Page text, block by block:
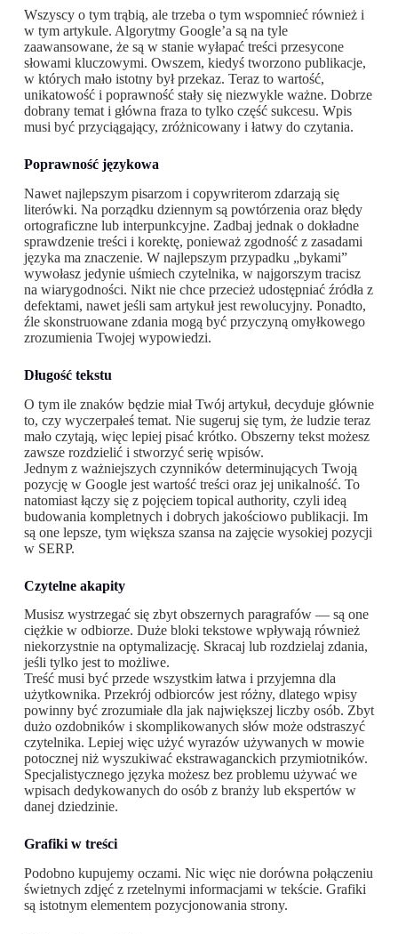
Wszyscy o tym trąbią, ale trzeba o tym wspomnieć również i
w tym artykule. Algorytmy Google’a są na tyle
zaawansowane, że są w stanie wyłapać treści przesycone
słowami kluczowymi. Owszem, kiedyś tworzono publikacje,
w których mało istotny był przekaz. Teraz to wartość,
unikatowość i poprawność stały się niezwykle ważne. Dobrze
dobrany temat i główna fraza to tylko część sukcesu. Wpis
musi być przyciągający, zróżnicowany i łatwy do czytania.
Poprawność językowa
Nawet najlepszym pisarzom i copywriterom zdarzają się
literówki. Na porządku dziennym są powtórzenia oraz błędy
ortograficzne lub interpunkcyjne. Zadbaj jednak o dokładne
sprawdzenie treści i korektę, ponieważ zgodność z zasadami
języka ma znaczenie. W najlepszym przypadku „bykami”
wywołasz jedynie uśmiech czytelnika, w najgorszym tracisz
na wiarygodności. Nikt nie chce przecież udostępniać źródła z
defektami, nawet jeśli sam artykuł jest rewolucyjny. Ponadto,
źle skonstruowane zdania mogą być przyczyną omyłkowego
zrozumienia Twojej wypowiedzi.
Długość tekstu
O tym ile znaków będzie miał Twój artykuł, decyduje głównie
to, czy wyczerpałeś temat. Nie sugeruj się tym, że ludzie teraz
mało czytają, więc lepiej pisać krótko. Obszerny tekst możesz
zawsze rozdzielić i stworzyć serię wpisów.
Jednym z ważniejszych czynników determinujących Twoją
pozycję w Google jest wartość treści oraz jej unikalność. To
natomiast łączy się z pojęciem topical authority, czyli ideą
budowania kompletnych i dobrych jakościowo publikacji. Im
są one lepsze, tym większa szansa na zajęcie wysokiej pozycji
w SERP.
Czytelne akapity
Musisz wystrzegać się zbyt obszernych paragrafów — są one
ciężkie w odbiorze. Duże bloki tekstowe wpływają również
niekorzystnie na optymalizację. Skracaj lub rozdzielaj zdania,
jeśli tylko jest to możliwe.
Treść musi być przede wszystkim łatwa i przyjemna dla
użytkownika. Przekrój odbiorców jest różny, dlatego wpisy
powinny być zrozumiałe dla jak największej liczby osób. Zbyt
dużo ozdobników i skomplikowanych słów może odstraszyć
czytelnika. Lepiej więc użyć wyrazów używanych w mowie
potocznej niż wyszukiwać ekstrawaganckich przymiotników.
Specjalistycznego języka możesz bez problemu używać we
wpisach dedykowanych do osób z branży lub ekspertów w
danej dziedzinie.
Grafiki w treści
Podobno kupujemy oczami. Nic więc nie dorówna połączeniu
świetnych zdjęć z rzetelnymi informacjami w tekście. Grafiki
są istotnym elementem pozycjonowania strony.